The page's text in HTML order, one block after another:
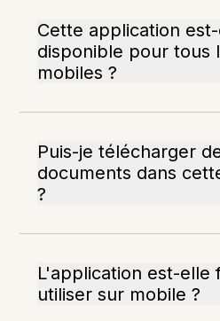
Cette application
disponible pour tous
mobiles ?
Puis-je télécharger
documents dans
?
L'application est-elle
utiliser sur mobile ?